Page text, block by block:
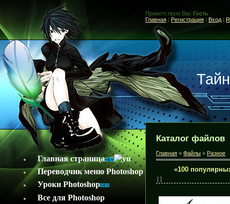
Главная страница
Переводчик меню Photoshop
Уроки Photoshop
Все для Photoshop
Приветствую Вас Гость
Главная | Регистрация | Вход |
Каталог файлов
Главная » Файлы » Разное
«100
[ ]